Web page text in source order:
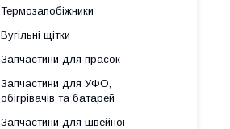
Термозапобіжники
Вугільні щітки
Запчастини для прасок
Запчастини для УФО,
обігрівачів та батарей
Запчастини для швейної